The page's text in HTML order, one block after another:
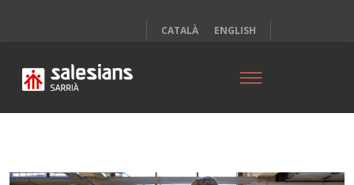
CATALÀ ENGLISH